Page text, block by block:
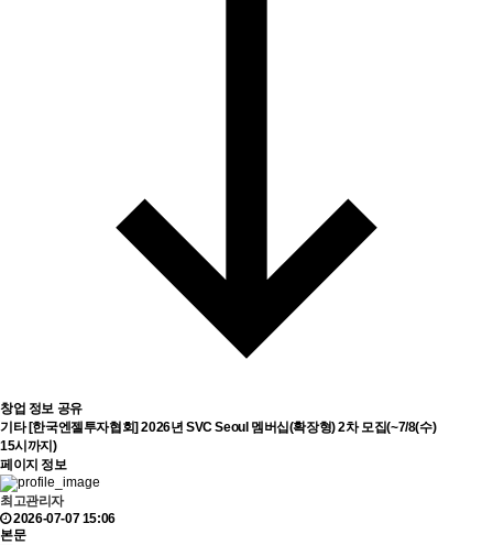
창업 정보 공유
기타 [한국엔젤투자협회] 2026년 SVC Seoul 멤버십(확장형) 2차 모집(~7/8(수)
15시까지)
페이지 정보
최고관리자
2026-07-07 15:06
본문